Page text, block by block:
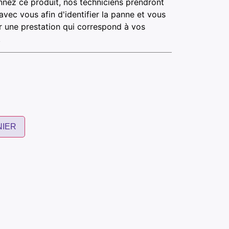
vous afin d'identifier la panne et vous
une prestation qui correspond à vos